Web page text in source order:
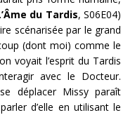
du Tardis, S06E04)
scénarisée par le grand
(dont moi) comme le
voyait l’esprit du Tardis
avec le Docteur.
déplacer Missy paraît
d’elle en utilisant le